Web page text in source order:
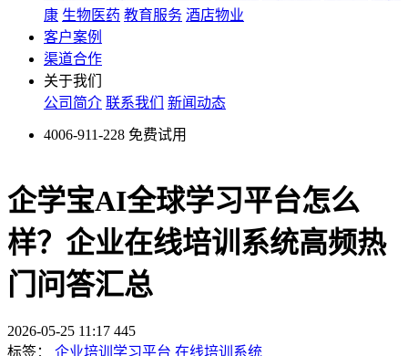
康 生物医药 教育服务 酒店物业
客户案例
渠道合作
关于我们
公司简介 联系我们 新闻动态
4006-911-228 免费试用
企学宝AI全球学习平台怎么
样？企业在线培训系统高频热
门问答汇总
2026-05-25 11:17 445
标签：
企业培训学习平台 在线培训系统